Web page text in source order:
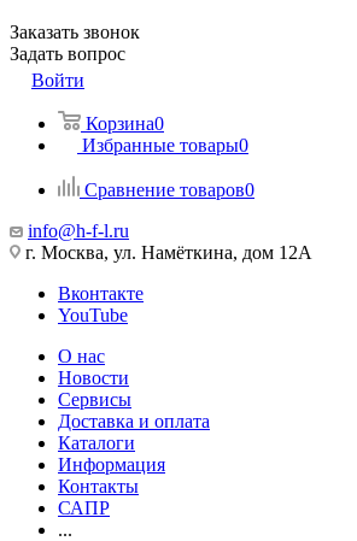
Заказать звонок
Задать вопрос
Войти
Корзина0
Избранные товары0
Сравнение товаров0
info@h-f-l.ru
г. Москва, ул. Намёткина, дом 12А
Вконтакте
YouTube
О нас
Новости
Сервисы
Доставка и оплата
Каталоги
Информация
Контакты
САПР
...